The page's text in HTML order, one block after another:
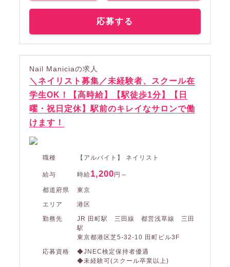
応募する
Nail Maniciaの求人
＼ネイリスト募集／未経験者、スクール在
学生OK！【高時給】【駅徒歩1分】【日
曜・祝日定休】駅前のキレイなサロンで働
けます！
職種 【アルバイト】 ネイリスト
給与 時給1,200 円～
都道府県
東京
エリア
港区
勤務先
JR 田町駅 三田線 都営浅草線 三田
駅
東京都港区芝5-32-10 田町ビル3F
応募資格
◆JNEC検定保持者優遇
◆未経験可(スクール卒業以上)